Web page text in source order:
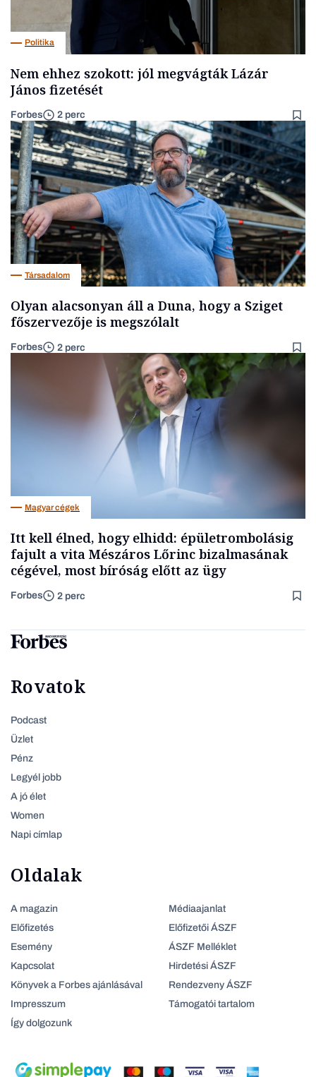
Politika
Nem ehhez szokott: jól megvágták Lázár
János fizetését
Forbes 2 perc
Társadalom
Olyan alacsonyan áll a Duna, hogy a Sziget
főszervezője is megszólalt
Forbes 2 perc
Magyar cégek
Itt kell élned, hogy elhidd: épületrombolásig
fajult a vita Mészáros Lőrinc bizalmasának
cégével, most bíróság előtt az ügy
Forbes 2 perc
Rovatok
Podcast
Üzlet
Pénz
Legyél jobb
A jó élet
Women
Napi címlap
Oldalak
A magazin
Előfizetés
Esemény
Kapcsolat
Könyvek a Forbes ajánlásával
Impresszum
Így dolgozunk
Médiaajanlat
Előfizetői ÁSZF
ÁSZF Melléklet
Hirdetési ÁSZF
Rendezveny ÁSZF
Támogatói tartalom